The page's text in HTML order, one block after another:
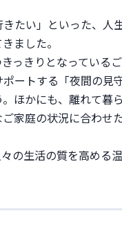
たい」といった、人
ました。
っきりとなっている
ートする「夜間の見
ほかにも、離れて暮ら
家庭の状況に合わせ
の生活の質を高める温